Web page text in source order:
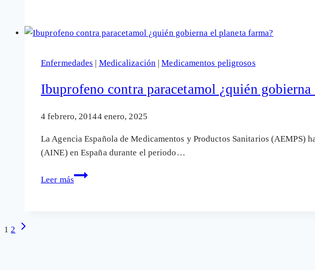
el
y
«alternativas»,
en
el
de
mira
Enfermedades | Medicalización|Medicamentos peligrosos
Ibuprofeno contra paracetamol ¿quién gobierna
4 febrero, 20144 enero, 2025
La Agencia Española de Medicamentos y Productos Sanitarios
(AINE) en España durante el periodo…
Leer más
Ibuprofeno
Navegación
1 2
Siguiente